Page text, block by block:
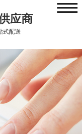
应商
式配送
≡